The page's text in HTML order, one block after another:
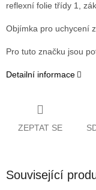
reflexní folie třídy 1,
Objímka pro uchycení
Pro tuto značku jsou
Detailní informace
ZEPTAT SE
Související